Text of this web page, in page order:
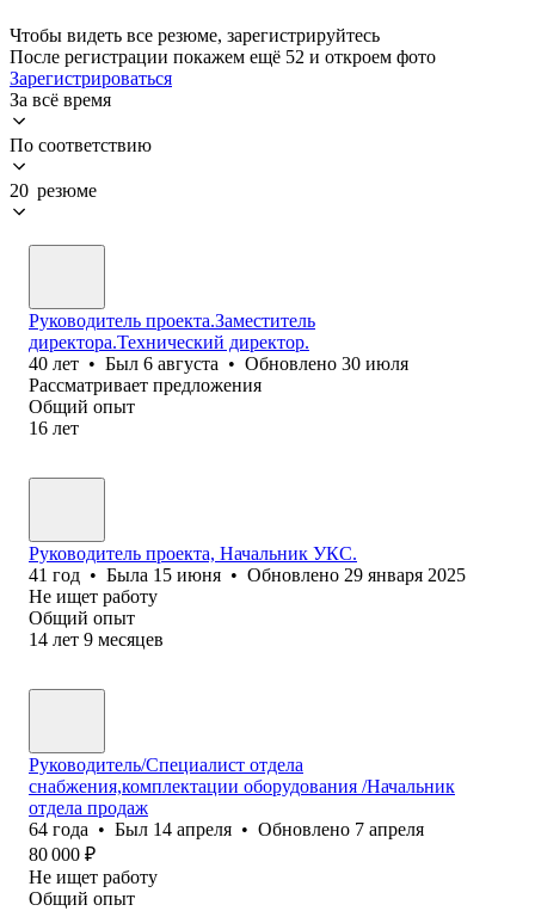
Чтобы видеть все резюме, зарегистрируйтесь
После регистрации покажем ещё 52 и откроем фото
Зарегистрироваться
За всё время
По соответствию
20 резюме
Руководитель проекта.Заместитель
директора.Технический директор.
40 лет • Был 6 августа • Обновлено 30 июля
Рассматривает предложения
Общий опыт
16 лет
Руководитель проекта, Начальник УКС.
41 год • Была 15 июня • Обновлено 29 января 2025
Не ищет работу
Общий опыт
14 лет 9 месяцев
Руководитель/Специалист отдела
снабжения,комплектации оборудования /Начальник
отдела продаж
64 года • Был 14 апреля • Обновлено 7 апреля
80 000 ₽
Не ищет работу
Общий опыт